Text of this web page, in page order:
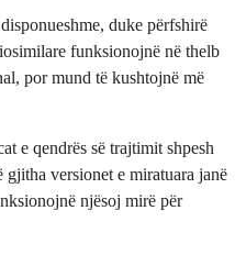
duke përfshirë
funksionojnë në thelb
por mund të kushtojnë më
e qendrës së trajtimit shpesh
versionet e miratuara janë
njësoj mirë për